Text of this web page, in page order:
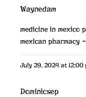
Waynedam
medicine in mexico
mexican pharmacy
July 29, 2024 at 12:00
Dominicsep